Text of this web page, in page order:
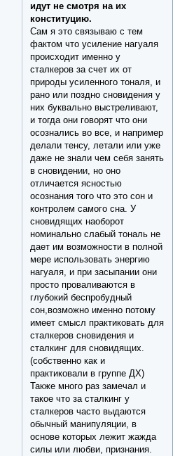
идут не смотря на их
конституцию.
Сам я это связываю с тем
фактом что усиление нагуаля
происходит именно у
сталкеров за счет их от
природы усиленного тоналя, и
рано или поздно сновидения у
них буквально выстреливают,
и тогда они говорят что они
осознались во все, и например
делали тенсу, летали или уже
даже не знали чем себя занять
в сновидении, но оно
отличается ясностью
осознания того что это сон и
контролем самого сна. У
сновидящих наоборот
номинально слабый тональ не
дает им возможности в полной
мере использовать энергию
нагуаля, и при засыпании они
просто проваливаются в
глубокий беспробудный
сон,возможно именно потому
имеет смысл практиковать для
сталкеров сновидения и
сталкинг для сновидящих.
(собственно как и
практиковали в группе ДХ)
Также много раз замечал и
такое что за сталкинг у
сталкеров часто выдаются
обычный манипуляции, в
основе которых лежит жажда
силы или любви, признания.